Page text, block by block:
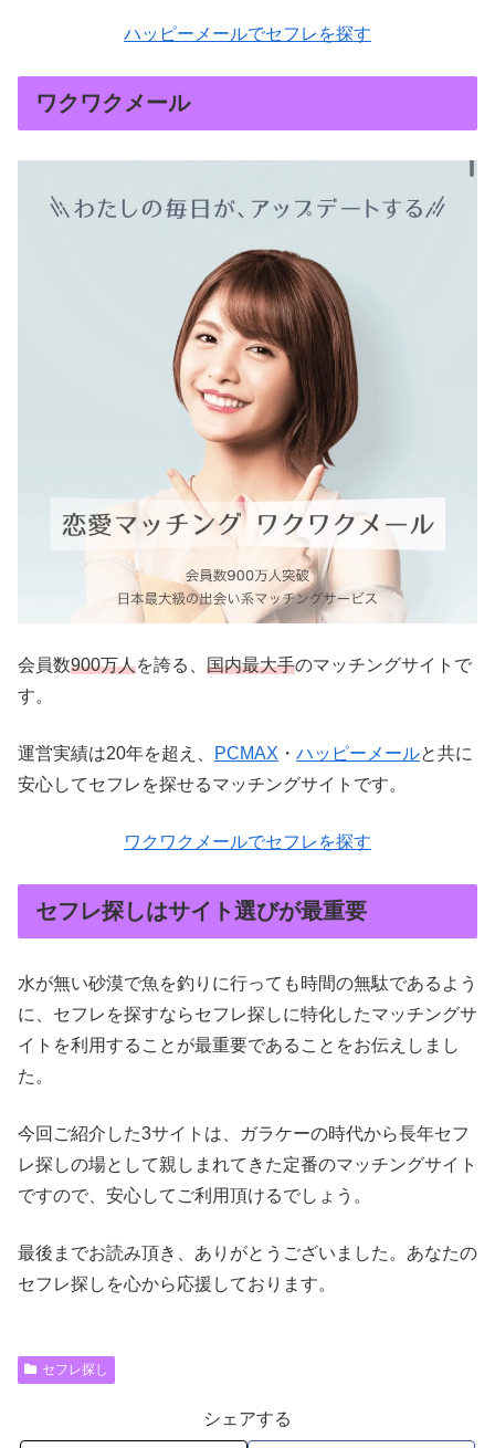
ハッピーメールでセフレを探す
ワクワクメール
会員数900万人を誇る、 国内最大手のマッチングサイトで
す。
運営実績は20年を超え、 PCMAX ・ ハッピーメールと共に
安心してセフレを探せるマッチングサイトです。
ワクワクメールでセフレを探す
セフレ探しはサイト選びが最重要
水が無い砂漠で魚を釣りに行っても時間の無駄であるよう
に、セフレを探すならセフレ探しに特化したマッチングサ
イトを利用することが最重要であることをお伝えしまし
た。
今回ご紹介した3サイトは、ガラケーの時代から長年セフ
レ探しの場として親しまれてきた定番のマッチングサイト
ですので、安心してご利用頂けるでしょう。
最後までお読み頂き、ありがとうございました。あなたの
セフレ探しを心から応援しております。
セフレ探し
シェアする